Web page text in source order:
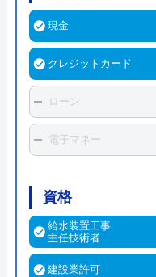
現金
クレジットカード
ローン
電子マネー
資格
給水装置工事
主任技術者
建設業許可